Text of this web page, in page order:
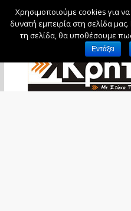
Σάββατο, 8
Χρησιμοποιούμε cookies για
δυνατή εμπειρία στη σελίδα
τη σελίδα, θα υποθέσουμε
Εντάξει